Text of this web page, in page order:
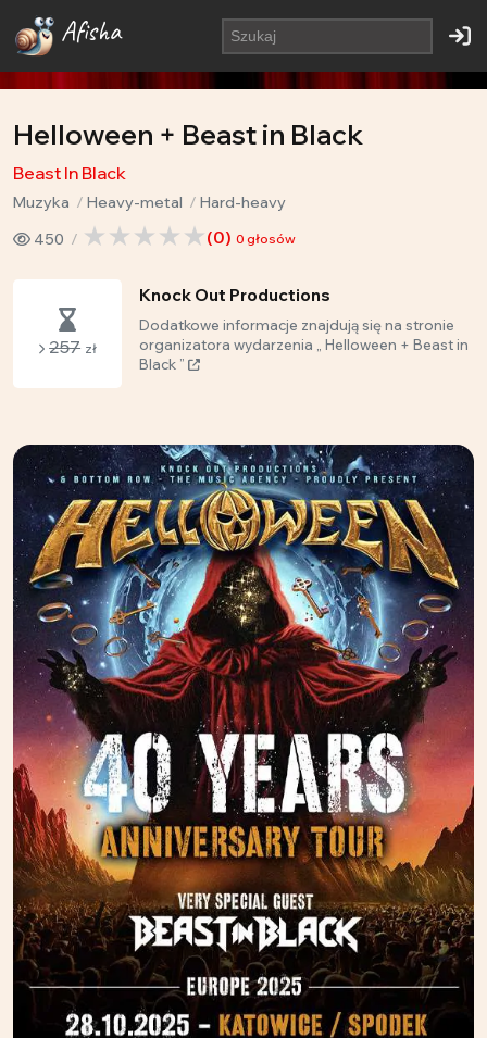
Afisha
Helloween + Beast in Black
Beast In Black
Muzyka Heavy-metal
Hard-heavy
450
(0) 0 głosów
257 zł
Knock Out Productions
Dodatkowe informacje znajdują się na stronie
organizatora wydarzenia „ Helloween + Beast in
Black ”